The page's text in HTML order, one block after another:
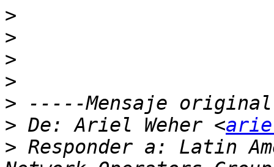
>
>
>
>
>
> De: Ariel Weher <
> Responder a: Latin